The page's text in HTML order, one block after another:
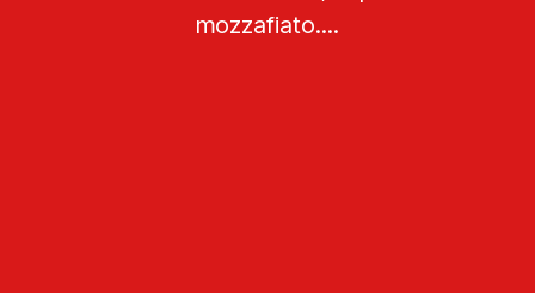
mozzafiato....